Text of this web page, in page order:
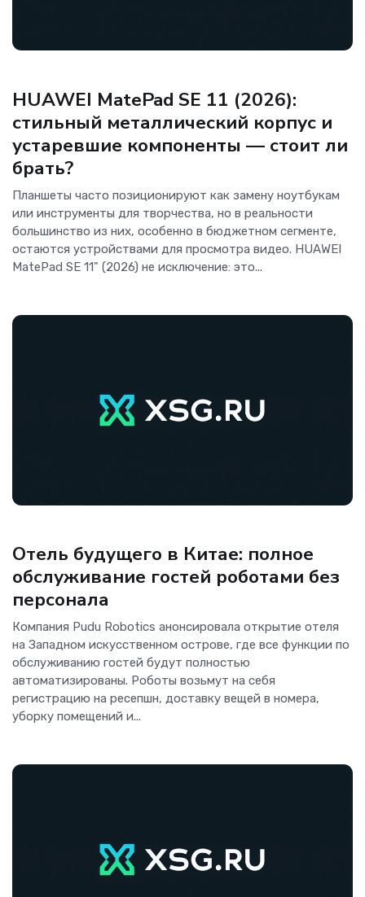
HUAWEI MatePad SE 11 (2026):
стильный металлический корпус и
устаревшие компоненты — стоит ли
брать?
Планшеты часто позиционируют как замену ноутбукам
или инструменты для творчества, но в реальности
большинство из них, особенно в бюджетном сегменте,
остаются устройствами для просмотра видео. HUAWEI
MatePad SE 11" (2026) не исключение: это...
Отель будущего в Китае: полное
обслуживание гостей роботами без
персонала
Компания Pudu Robotics анонсировала открытие отеля
на Западном искусственном острове, где все функции по
обслуживанию гостей будут полностью
автоматизированы. Роботы возьмут на себя
регистрацию на ресепшн, доставку вещей в номера,
уборку помещений и...